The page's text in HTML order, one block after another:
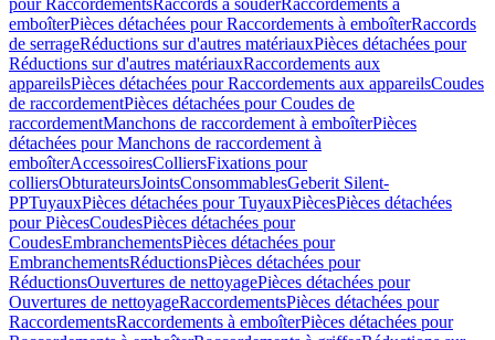
pour RaccordementsRaccords à souderRaccordements à
emboîterPièces détachées pour Raccordements à emboîterRaccords
de serrageRéductions sur d'autres matériauxPièces détachées pour
Réductions sur d'autres matériauxRaccordements aux
appareilsPièces détachées pour Raccordements aux appareilsCoudes
de raccordementPièces détachées pour Coudes de
raccordementManchons de raccordement à emboîterPièces
détachées pour Manchons de raccordement à
emboîterAccessoiresColliersFixations pour
colliersObturateursJointsConsommablesGeberit Silent-
PPTuyauxPièces détachées pour TuyauxPiècesPièces détachées
pour PiècesCoudesPièces détachées pour
CoudesEmbranchementsPièces détachées pour
EmbranchementsRéductionsPièces détachées pour
RéductionsOuvertures de nettoyagePièces détachées pour
Ouvertures de nettoyageRaccordementsPièces détachées pour
RaccordementsRaccordements à emboîterPièces détachées pour